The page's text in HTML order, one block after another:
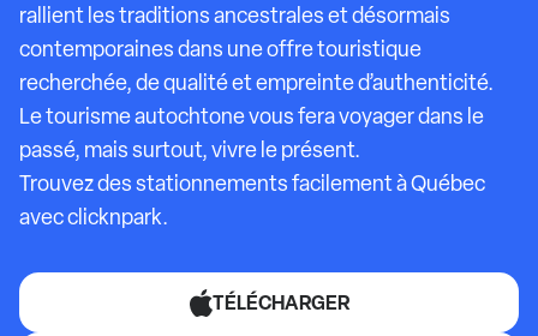
rallient les traditions ancestrales et désormais
contemporaines dans une offre touristique
recherchée, de qualité et empreinte d’authenticité.
Le tourisme autochtone vous fera voyager dans le
passé, mais surtout, vivre le présent.
Trouvez des stationnements facilement à Québec
avec clicknpark.
TÉLÉCHARGER